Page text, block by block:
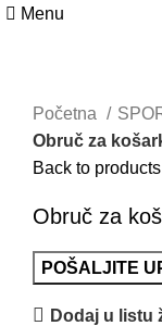
Menu
Početna
Obruč za
Back to products
Obruč za
POŠALJITE
Dodaj u listu